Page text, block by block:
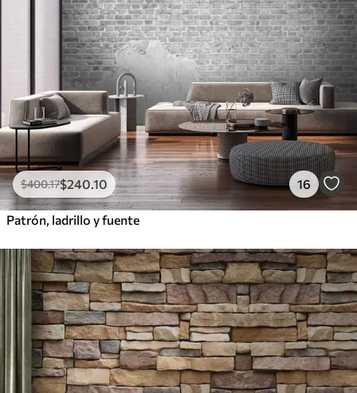
$400.17$240 .10 16
Patrón, ladrillo y fuente